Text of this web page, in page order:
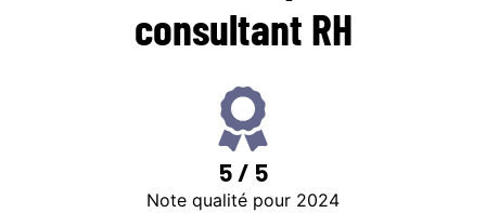
consultant RH
5 / 5
Note qualité pour 2024